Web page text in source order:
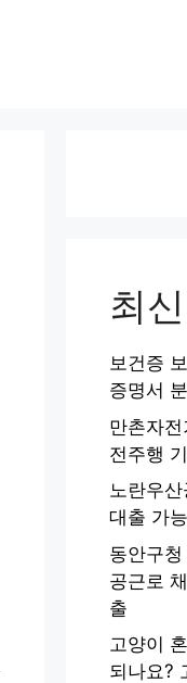
최
보건증
증명서
만촌자
전주행
노란우
대출 가
동안구
공근로
출
고양이
되나요?